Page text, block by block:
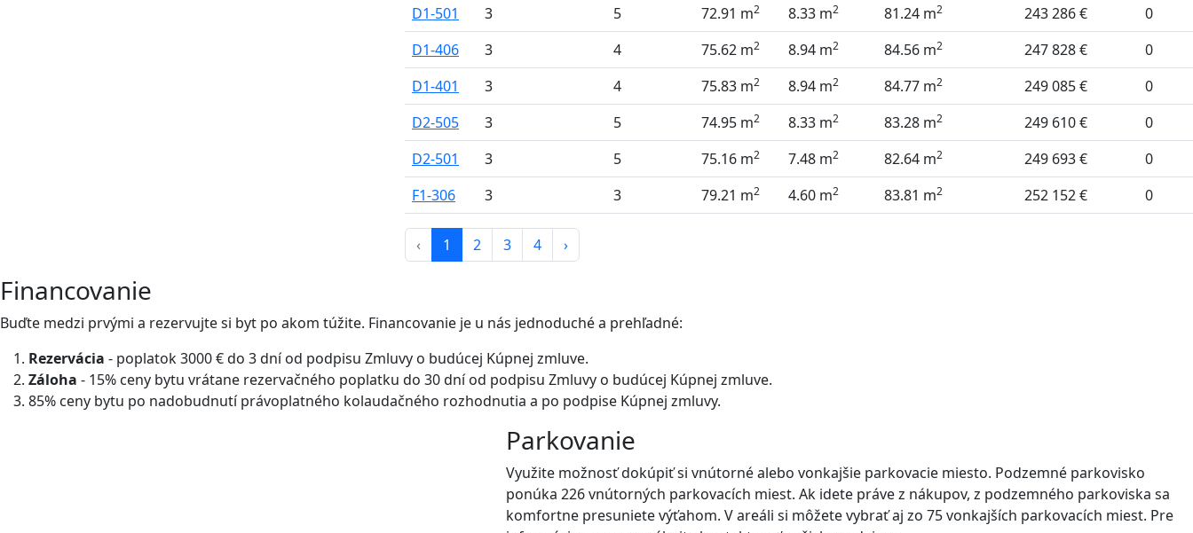
D1-501
3 5 72.91 m2 8.33 m2 81.24 m2 243 286 €
0
D1-406
3 4 75.62 m2 8.94 m2 84.56 m2 247 828 €
0
D1-401
3 4 75.83 m2 8.94 m2 84.77 m2 249 085 €
0
D2-505
3 5 74.95 m2 8.33 m2 83.28 m2 249 610 €
0
D2-501
3 5 75.16 m2 7.48 m2 82.64 m2 249 693 €
0
F1-306
3 3 79.21 m2 4.60 m2 83.81 m2 252 152 € 0
‹ 1 2 3 4 ›
Financovanie
Buďte medzi prvými a rezervujte si byt po akom túžite. Financovanie je u nás jednoduché a prehľadné:
Rezervácia - poplatok 3000 € do 3 dní od podpisu Zmluvy o budúcej Kúpnej zmluve.
Záloha - 15% ceny bytu vrátane rezervačného poplatku do 30 dní od podpisu Zmluvy o budúcej Kúpnej zmluve.
85% ceny bytu po nadobudnutí právoplatného kolaudačného rozhodnutia a po podpise Kúpnej zmluvy.
Parkovanie
Využite možnosť dokúpiť si vnútorné alebo vonkajšie parkovacie miesto. Podzemné parkovisko
ponúka 226 vnútorných parkovacích miest. Ak idete práve z nákupov, z podzemného parkoviska sa
komfortne presuniete výťahom. V areáli si môžete vybrať aj zo 75 vonkajších parkovacích miest. Pre